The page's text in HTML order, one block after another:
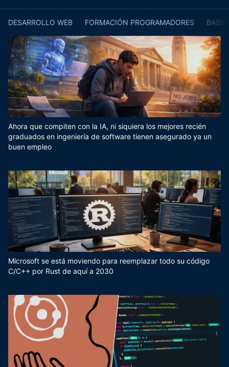
DESARROLLO WEB FORMACIÓN PROGRAMADORES
Ahora que compiten con la IA, ni siquiera los mejores recién
graduados en ingeniería de software tienen asegurado ya un
buen empleo
Microsoft se está moviendo para reemplazar todo su código
C/C++ por Rust de aquí a 2030